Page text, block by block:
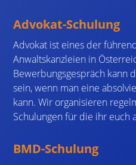
Advokat-Schulung
Advokat ist eines der
Anwaltskanzleien in
Bewerbungsgespräch kann
sein, wenn man eine
kann. Wir organisieren
Schulungen für die ihr euch
BMD-Schulung